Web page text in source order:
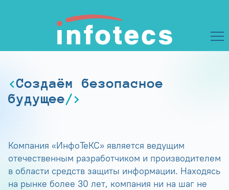
Создаём безопасное
будущее
Компания «ИнфоТеКС» является ведущим
отечественным разработчиком и производителем
в области средств защиты информации. Находясь
на рынке более 30 лет, компания ни на шаг не